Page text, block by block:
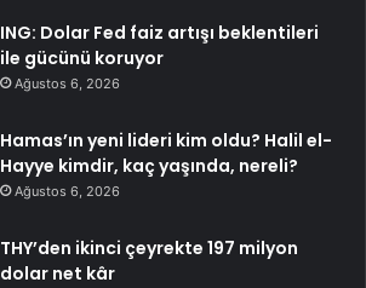
ING: Dolar Fed faiz artışı beklentileri
ile gücünü koruyor
Ağustos 6, 2026
Hamas’ın yeni lideri kim oldu? Halil el-
Hayye kimdir, kaç yaşında, nereli?
Ağustos 6, 2026
THY’den ikinci çeyrekte 197 milyon
dolar net kâr